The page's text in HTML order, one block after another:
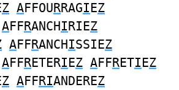
Z AFFOURRAGIEZ
AFFRANCHIRIEZ
AFFRANCHISSIEZ
AFFRETERIEZ AFFRETIEZ
Z AFFRIANDEREZ